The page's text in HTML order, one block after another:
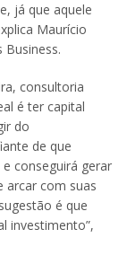
já que aquele
Maurício
Business.
consultoria
é ter capital
do
de que
conseguirá gerar
arcar com suas
é que
investimento”,